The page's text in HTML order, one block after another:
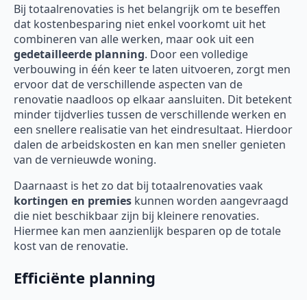
Bij totaalrenovaties is het belangrijk om te beseffen
dat kostenbesparing niet enkel voorkomt uit het
combineren van alle werken, maar ook uit een
gedetailleerde planning. Door een volledige
verbouwing in één keer te laten uitvoeren, zorgt men
ervoor dat de verschillende aspecten van de
renovatie naadloos op elkaar aansluiten. Dit betekent
minder tijdverlies tussen de verschillende werken en
een snellere realisatie van het eindresultaat. Hierdoor
dalen de arbeidskosten en kan men sneller genieten
van de vernieuwde woning.
Daarnaast is het zo dat bij totaalrenovaties vaak
kortingen en premies kunnen worden aangevraagd
die niet beschikbaar zijn bij kleinere renovaties.
Hiermee kan men aanzienlijk besparen op de totale
kost van de renovatie.
Efficiënte planning